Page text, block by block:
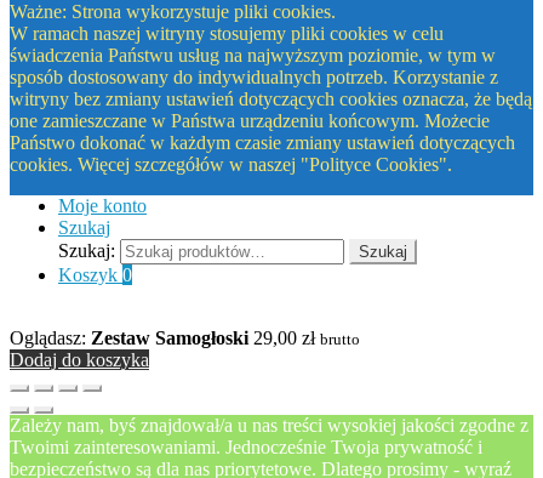
Ważne: Strona wykorzystuje pliki cookies.
W ramach naszej witryny stosujemy pliki cookies w celu
świadczenia Państwu usług na najwyższym poziomie, w tym w
sposób dostosowany do indywidualnych potrzeb. Korzystanie z
witryny bez zmiany ustawień dotyczących cookies oznacza, że będą
one zamieszczane w Państwa urządzeniu końcowym. Możecie
Państwo dokonać w każdym czasie zmiany ustawień dotyczących
cookies. Więcej szczegółów w naszej "Polityce Cookies".
Moje konto
Szukaj
Szukaj:
Szukaj
Koszyk 0
Oglądasz: Zestaw Samogłoski 29,00 zł brutto
Dodaj do koszyka
Zależy nam, byś znajdował/a u nas treści wysokiej jakości zgodne z
Twoimi zainteresowaniami. Jednocześnie Twoja prywatność i
bezpieczeństwo są dla nas priorytetowe. Dlatego prosimy - wyraź